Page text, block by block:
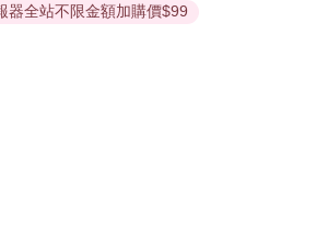
」第19條及行政院消費者保護處公告之
全站不限金額加購價$99